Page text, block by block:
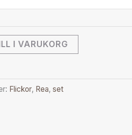
I VARUKORG
Flickor, Rea,set